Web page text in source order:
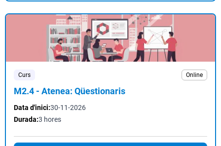
Curs Online
M2.4 - Atenea: Qüestionaris
Data d'inici:30-11-2026
Durada:3 hores